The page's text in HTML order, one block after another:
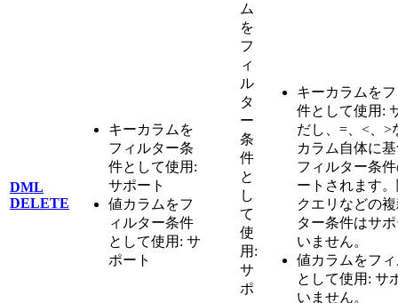
DML
DELETE
キーカラムを
フィルター条
件として使用:
サポート
値カラムをフ
ィルター条件
として使用: サ
ポート
ム
を
フ
ィ
ル
タ
ー
条
件
と
し
て
使
用:
サ
ポ
キーカラムを
件として使用:
だし、=、<、>
カラム自体に
フィルター条
ートされます
クエリなどの
ター条件はサ
いません。
値カラムをフ
として使用: サ
いません。